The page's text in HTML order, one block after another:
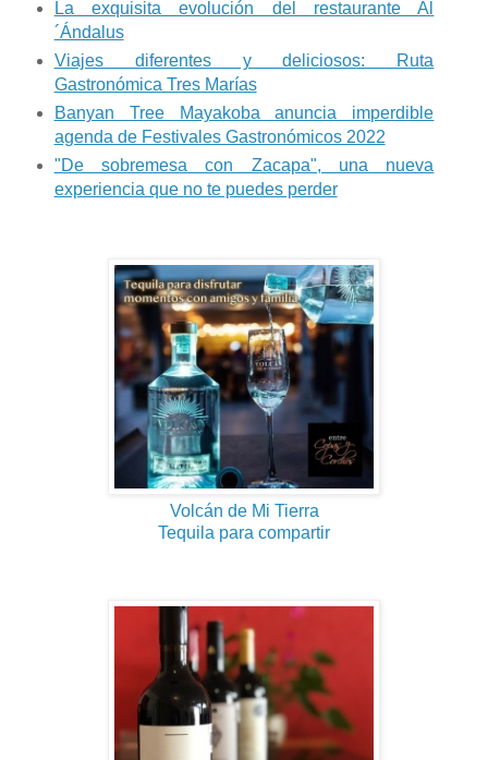
La exquisita evolución del restaurante Al
´Ándalus
Viajes diferentes y deliciosos: Ruta
Gastronómica Tres Marías
Banyan Tree Mayakoba anuncia imperdible
agenda de Festivales Gastronómicos 2022
"De sobremesa con Zacapa", una nueva
experiencia que no te puedes perder
Volcán de Mi Tierra
Tequila para compartir